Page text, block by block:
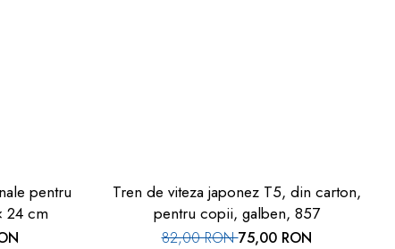
pentru
24 cm
Tren de viteza japonez T5, din carton,
pentru copii, galben, 857
82,00 RON75,00 RON